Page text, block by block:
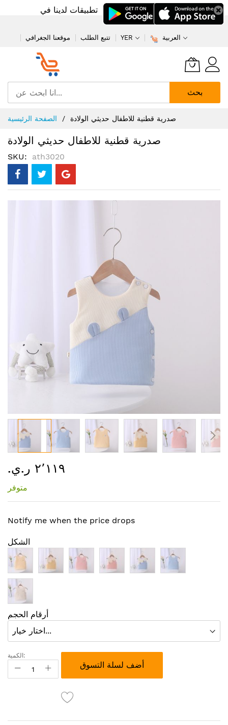
تطبيقات لدينا في
موقعنا الجغرافي تتبع الطلب YER العربية
بحث
إلى
المحتوى
الصفحة الرئيسية صدرية قطنية للاطفال حديثي الولادة
صدرية قطنية للاطفال حديثي الولادة
SKU ath3020
إلى
معرض
الصور
٢٬١١٩ ر.ي.‏
متوفر
Notify me when the price drops
الشكل
أرقام الحجم
الكمية:
أضف لسلة التسوق